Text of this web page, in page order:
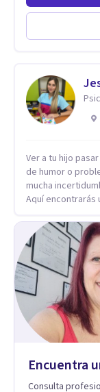
grave, pero
intención es hacer
en comunicarte
Ver a tu hijo
de humor o
mucha
Aquí encontrarás
comprendidos
casa. Me especializo en guiar a familias a través de
herramientas
cada menor,
Mi forma de
que hay detrás
desarrollar la
fortaleciendo la
niños y
padres que
Encuentra
Consulta